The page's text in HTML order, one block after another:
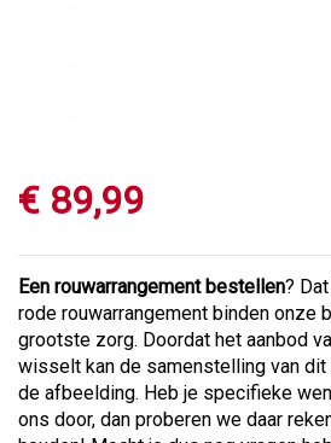
€ 89,99
Een rouwarrangement bestellen?
rode rouwarrangement binden onze
grootste zorg. Doordat het aanbod
wisselt kan de samenstelling van
de afbeelding. Heb je specifieke
ons door, dan proberen we daar